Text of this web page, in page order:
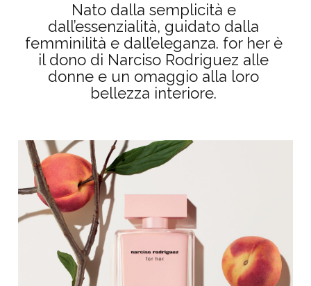
Nato dalla semplicità e
dall’essenzialità, guidato dalla
femminilità e dall’eleganza. for her è
il dono di Narciso Rodriguez alle
donne e un omaggio alla loro
bellezza interiore.